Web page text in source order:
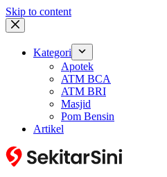
Skip to content
Kategori
Apotek
ATM BCA
ATM BRI
Masjid
Pom Bensin
Artikel